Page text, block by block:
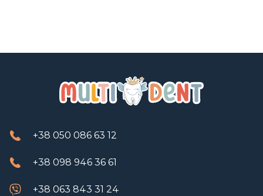
+38 050 086 63 12
+38 098 946 36 61
+38 063 843 31 24